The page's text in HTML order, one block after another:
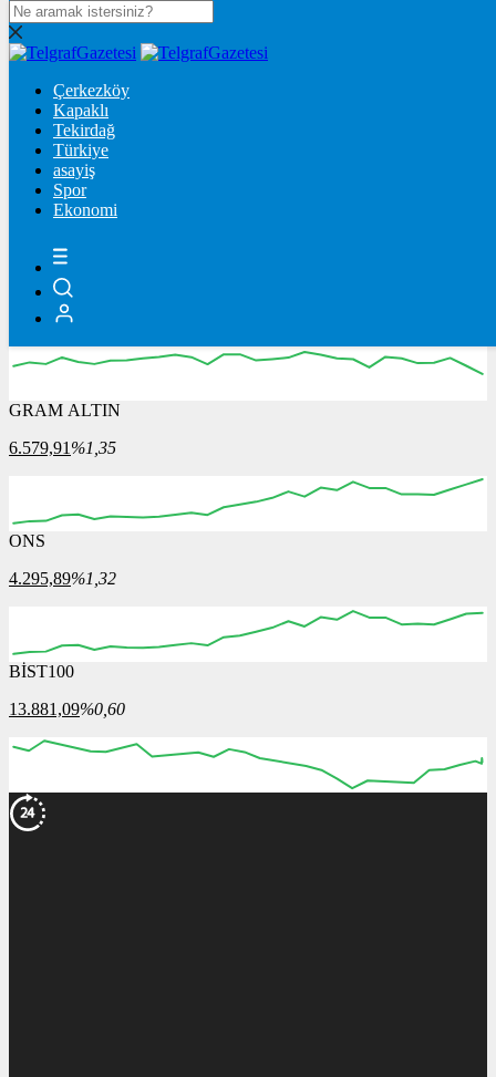
DOLAR
47,7124$% 0.17
EURO
54,9973€% -0.04
STERLİN
64,1941£
GRAM ALTIN
6.579,91 %1,35
ONS
4.295,89%1,32
BİST100
13.881,09%0,60
Çerkezköy
Kapaklı
Tekirdağ
Türkiye
asayiş
Spor
Ekonomi